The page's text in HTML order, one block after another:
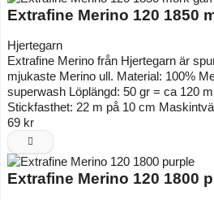
Extrafine Merino 120 1850
Hjertegarn
Extrafine Merino från Hjertegarn är
mjukaste Merino ull. Material: 100%
superwash Löplängd: 50 gr = ca 120
Stickfasthet: 22 m på 10 cm
69 kr
Extrafine Merino 120 1800